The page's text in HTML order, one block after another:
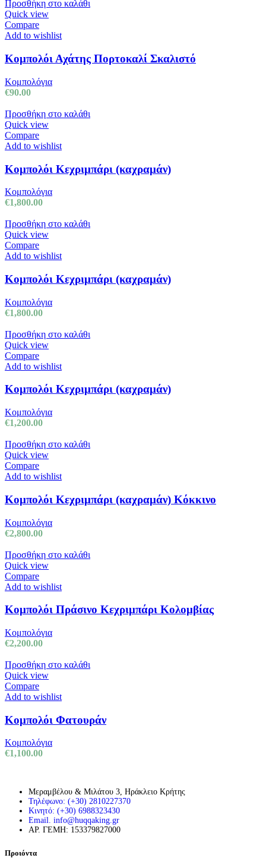
Προσθήκη στο καλάθι
Quick view
Compare
Add to wishlist
Κομπολόι Αχάτης Πορτοκαλί Σκαλιστό
Κομπολόγια
€90.00
Προσθήκη στο καλάθι
Quick view
Compare
Add to wishlist
Κομπολόι Κεχριμπάρι (καχραμάν)
Κομπολόγια
€1,800.00
Προσθήκη στο καλάθι
Quick view
Compare
Add to wishlist
Κομπολόι Κεχριμπάρι (καχραμάν)
Κομπολόγια
€1,800.00
Προσθήκη στο καλάθι
Quick view
Compare
Add to wishlist
Κομπολόι Κεχριμπάρι (καχραμάν)
Κομπολόγια
€1,200.00
Προσθήκη στο καλάθι
Quick view
Compare
Add to wishlist
Κομπολόι Κεχριμπάρι (καχραμάν) Kόκκινο
Κομπολόγια
€2,800.00
Προσθήκη στο καλάθι
Quick view
Compare
Add to wishlist
Κομπολόι Πράσινο Κεχριμπάρι Κολομβίας
Κομπολόγια
€2,200.00
Προσθήκη στο καλάθι
Quick view
Compare
Add to wishlist
Κομπολόι Φατουράν
Κομπολόγια
€1,100.00
Μεραμβέλου & Μιλάτου 3, Ηράκλειο Κρήτης
Τηλέφωνο: (+30) 2810227370
Κινητό: (+30) 6988323430
Email. info@huqqaking.gr
ΑΡ. ΓΕΜΗ: 153379827000
Προιόντα